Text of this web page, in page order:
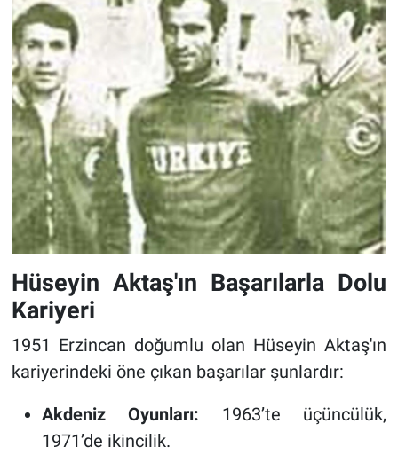
Hüseyin Aktaş'ın Başarılarla Dolu
Kariyeri
1951 Erzincan doğumlu olan Hüseyin Aktaş'ın
kariyerindeki öne çıkan başarılar şunlardır:
Akdeniz Oyunları: 1963’te üçüncülük,
1971’de ikincilik.